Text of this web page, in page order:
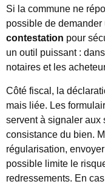
Si la commune ne
possible de demander
contestation pour
un outil puissant :
notaires et les
Côté fiscal, la
mais liée. Les
servent à signaler aux
consistance du bien.
régularisation,
possible limite le
redressements. En